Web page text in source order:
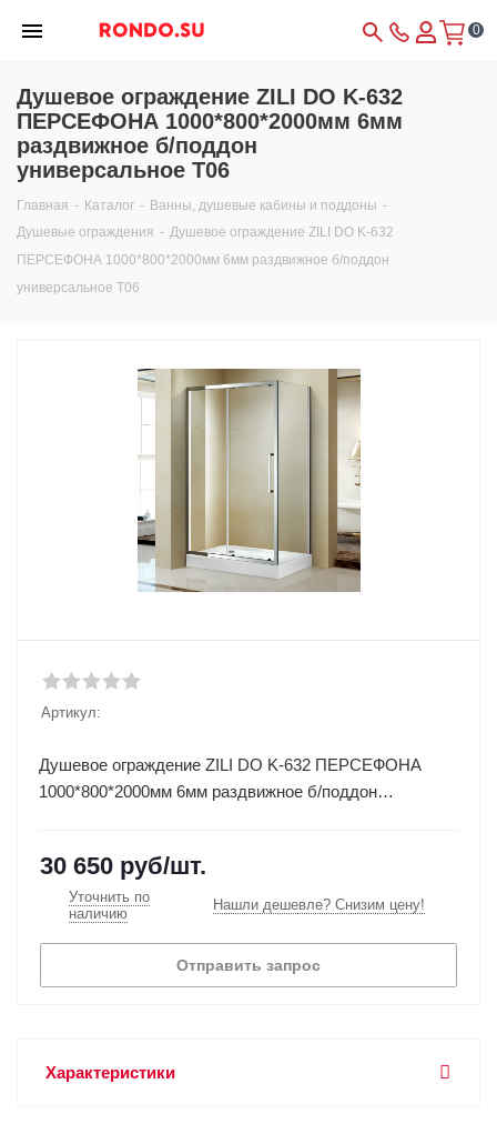
0
Душевое ограждение ZILI DO K-632
ПЕРСЕФОНА 1000*800*2000мм 6мм
раздвижное б/поддон
универсальное Т06
Главная - Каталог - Ванны, душевые кабины и поддоны -
Душевые ограждения - Душевое ограждение ZILI DO K-632
ПЕРСЕФОНА 1000*800*2000мм 6мм раздвижное б/поддон
универсальное Т06
Артикул:
Душевое ограждение ZILI DO K-632 ПЕРСЕФОНА
1000*800*2000мм 6мм раздвижное б/поддон
30 650 руб/шт.
Уточнить по
наличию
Нашли дешевле? Снизим цену!
Отправить запрос
Характеристики